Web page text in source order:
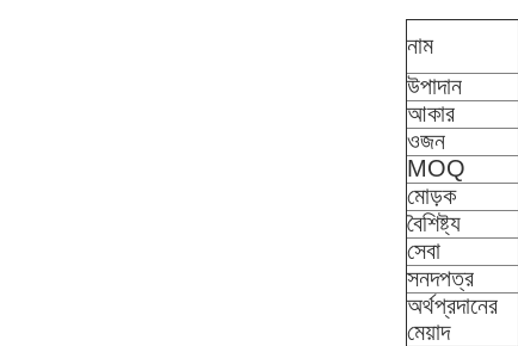
নাম
উপাদান
আকার
ওজন
MOQ
মোড়ক
বৈশিষ্ট্য
সেবা
সনদপত্র
অর্থপ্রদানের
মেয়াদ